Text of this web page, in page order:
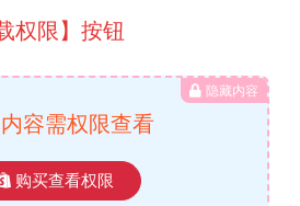
权限】按钮
隐藏内容
容需权限查看
购买查看权限